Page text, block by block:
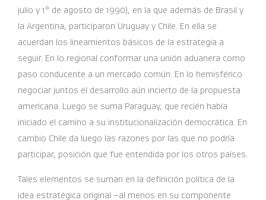
julio y 1° de agosto de 1990), en la que además de Brasil y
la Argentina, participaron Uruguay y Chile. En ella se
acuerdan los lineamientos básicos de la estrategia a
seguir. En lo regional conformar una unión aduanera como
paso conducente a un mercado común. En lo hemisférico
negociar juntos el desarrollo aún incierto de la propuesta
americana. Luego se suma Paraguay, que recién había
iniciado el camino a su institucionalización democrática. En
cambio Chile da luego las razones por las que no podría
participar, posición que fue entendida por los otros países.
Tales elementos se suman en la definición política de la
idea estratégica original –al menos en su componente